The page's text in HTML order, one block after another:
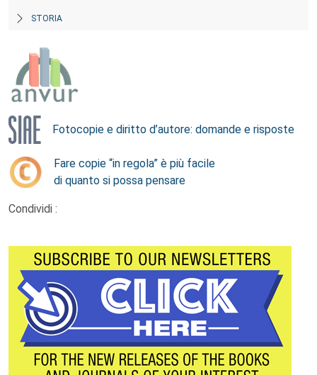
STORIA
Fotocopie e diritto d’autore: domande e risposte
Fare copie “in regola” è più facile
di quanto si possa pensare
Condividi :